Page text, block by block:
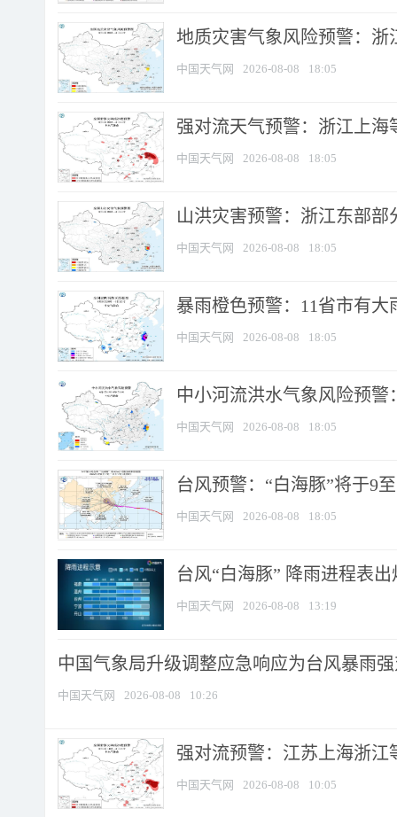
地质灾害气象风险预警：
中国天气网 2026-08-08 18:05
强对流天气预警：浙江上海
中国天气网 2026-08-08 18:05
山洪灾害预警：浙江东部
中国天气网 2026-08-08 18:05
暴雨橙色预警：11省市有
中国天气网 2026-08-08 18:05
中小河流洪水气象风险预
中国天气网 2026-08-08 18:05
台风预警：“白海豚”将于9
中国天气网 2026-08-08 18:05
台风“白海豚” 降雨进程表
中国天气网 2026-08-08 13:19
中国气象局升级调整应急响应为台风暴雨
中国天气网 2026-08-08 10:26
强对流预警：江苏上海浙江
中国天气网 2026-08-08 10:05